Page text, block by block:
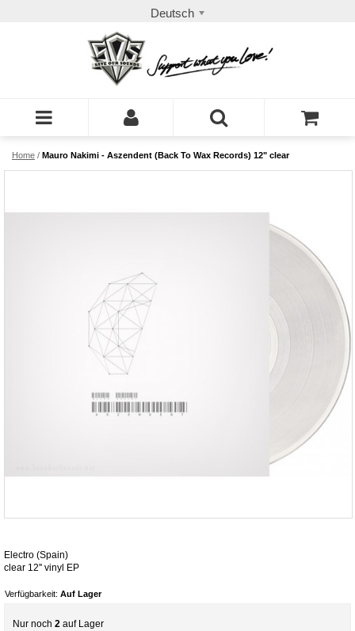
Deutsch
Home / Mauro Nakimi - Aszendent (Back To Wax Records) 12" clear
Electro (Spain)
clear 12'' vinyl EP
Verfügbarkeit: Auf Lager
Nur noch 2 auf Lager